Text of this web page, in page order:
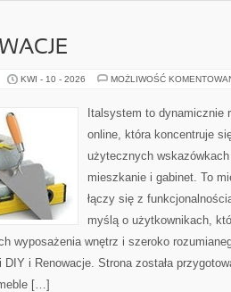
KWI - 10 - 2026 MOŻLIWOŚĆ
Italsystem to dynamicznie
online, która koncentruje
użytecznych
mieszkanie i gabinet. To
łączy się z
myślą o użytkownikach,
wyposażenia wnętrz i szeroko
DIY i Renowacje. Strona została
[…]